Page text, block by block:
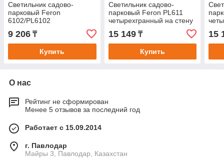
Светильник садово-
парковый Feron
6102/PL6102
шестигранный на стену
вниз 60W E27 230V,
черное золото
9 206 ₸
Купить
Светильник садово-
парковый Feron PL611
четырехгранный на стену
вверх 60W E27 230V,
черное золото
15 149₸
Купить
15
О нас
Рейтинг не сформирован
Менее 5 отзывов за последний год
Работает с 15.09.2014
г. Павлодар
Майры 3, Павлодар, Казахстан